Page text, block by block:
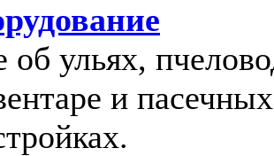
об ульях,
и пасечных